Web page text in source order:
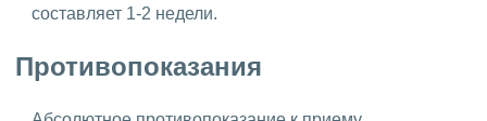
составляет 1-2 недели.
Противопоказания